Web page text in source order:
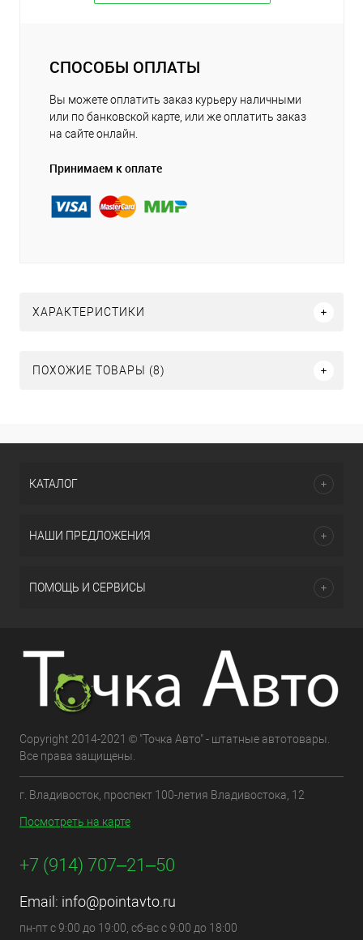
СПОСОБЫ ОПЛАТЫ
Вы можете оплатить заказ курьеру наличными
или по банковской карте, или же оплатить заказ
на сайте онлайн.
Принимаем к оплате
ХАРАКТЕРИСТИКИ
ПОХОЖИЕ ТОВАРЫ (8)
КАТАЛОГ
НАШИ ПРЕДЛОЖЕНИЯ
ПОМОЩЬ И СЕРВИСЫ
Copyright 2014-2021 © "Точка Авто" - штатные автотовары.
Все права защищены.
г. Владивосток, проспект 100-летия Владивостока, 12
Посмотреть на карте
+7 (914) 707‒21‒50
Email: info@pointavto.ru
пн-пт с 9:00 до 19:00, сб-вс с 9:00 до 18:00